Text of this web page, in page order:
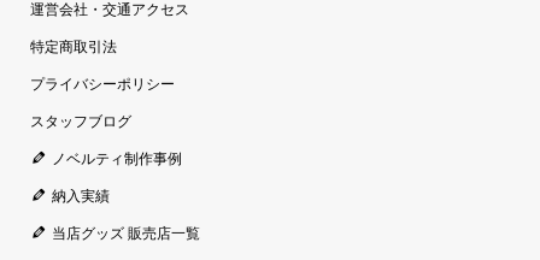
運営会社・交通アクセス
特定商取引法
プライバシーポリシー
スタッフブログ
ノベルティ制作事例
納入実績
当店グッズ 販売店一覧